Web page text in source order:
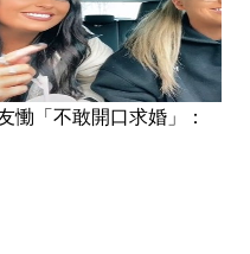
慟「不敢開口求婚」：